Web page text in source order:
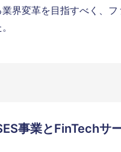
界変革を目指すべく、
事業とFinTechサ